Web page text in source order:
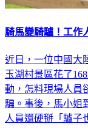
騎馬變騎驢！工
近日，一位中國大
玉湖村景區花了
動，怎料現場人員
騙。事後，馬小姐
人員還硬掰「驢子